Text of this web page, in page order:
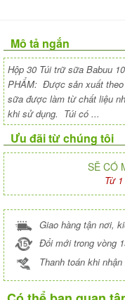
Mô tả ngắn
Hộp 30 Túi trữ sữa Babuu
PHẨM: Được sản xuất
sữa được làm từ chất liệu
khi sử dụng. Túi có ...
Ưu đãi từ chúng tôi
SẼ CÓ
Từ
Giao hàng tận nơi,
Đổi mới trong vòng
Thanh toán khi nhận